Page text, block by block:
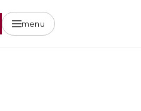
menu